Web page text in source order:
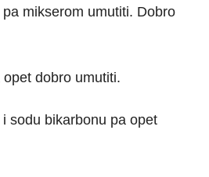
mikserom umutiti. Dobro
dobro umutiti.
sodu bikarbonu pa opet